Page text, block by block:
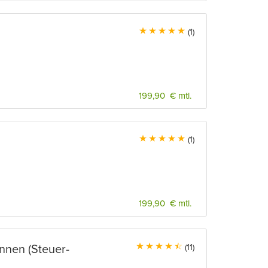
(1)
199,90 € mtl.
(1)
199,90 € mtl.
(Steuer- (11)